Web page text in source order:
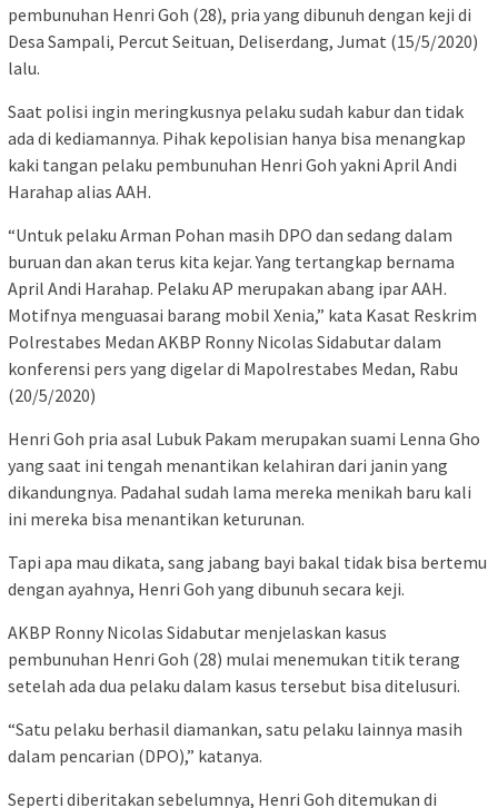
pembunuhan Henri Goh (28), pria yang dibunuh dengan keji di
Desa Sampali, Percut Seituan, Deliserdang, Jumat (15/5/2020)
lalu.
Saat polisi ingin meringkusnya pelaku sudah kabur dan tidak
ada di kediamannya. Pihak kepolisian hanya bisa menangkap
kaki tangan pelaku pembunuhan Henri Goh yakni April Andi
Harahap alias AAH.
“Untuk pelaku Arman Pohan masih DPO dan sedang dalam
buruan dan akan terus kita kejar. Yang tertangkap bernama
April Andi Harahap. Pelaku AP merupakan abang ipar AAH.
Motifnya menguasai barang mobil Xenia,” kata Kasat Reskrim
Polrestabes Medan AKBP Ronny Nicolas Sidabutar dalam
konferensi pers yang digelar di Mapolrestabes Medan, Rabu
(20/5/2020)
Henri Goh pria asal Lubuk Pakam merupakan suami Lenna Gho
yang saat ini tengah menantikan kelahiran dari janin yang
dikandungnya. Padahal sudah lama mereka menikah baru kali
ini mereka bisa menantikan keturunan.
Tapi apa mau dikata, sang jabang bayi bakal tidak bisa bertemu
dengan ayahnya, Henri Goh yang dibunuh secara keji.
AKBP Ronny Nicolas Sidabutar menjelaskan kasus
pembunuhan Henri Goh (28) mulai menemukan titik terang
setelah ada dua pelaku dalam kasus tersebut bisa ditelusuri.
“Satu pelaku berhasil diamankan, satu pelaku lainnya masih
dalam pencarian (DPO),” katanya.
Seperti diberitakan sebelumnya, Henri Goh ditemukan di